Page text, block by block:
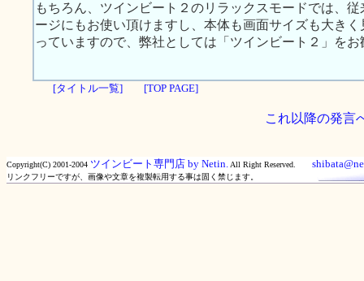
もちろん、ツインビート２のリラックスモードでは、
ージにもお使い頂けますし、本体も画面サイズも大き
っていますので、弊社としては「ツインビート２」を
[タイトル一覧] [TOP PAGE]
これ以降の発言
Copyright(C) 2001-2004 ツインビート専門店 by Netin. All Right Reserved.
リンクフリーですが、画像や文章を複製転用する事は固く禁じます。